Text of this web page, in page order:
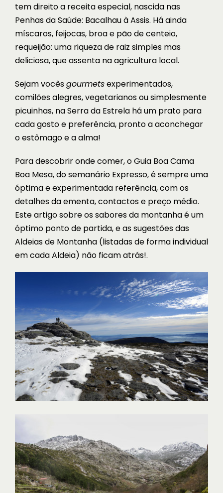
tem direito a receita especial, nascida nas
Penhas da Saúde: Bacalhau à Assis. Há ainda
míscaros, feijocas, broa e pão de centeio,
requeijão: uma riqueza de raiz simples mas
deliciosa, que assenta na agricultura local.
Sejam vocêsgourmetsexperimentados,
comilões alegres, vegetarianos ou simplesmente
picuinhas, na Serra da Estrela há um prato para
cada gosto e preferência, pronto a aconchegar
o estômago e a alma!
Para descobrir onde comer, o Guia Boa Cama
Boa Mesa, do semanário Expresso, é sempre uma
óptima e experimentada referência, com os
detalhes da ementa, contactos e preço médio.
Este artigosobre os sabores da montanha é um
óptimo ponto de partida, e as sugestões das
Aldeias de Montanha (listadas de forma individual
em cada Aldeia) não ficam atrás!.